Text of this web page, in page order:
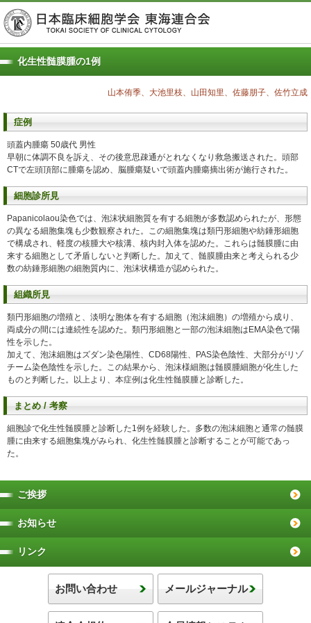
化生性髄膜腫の1例
山本侑季、大池里枝、山田知里、佐藤朋子、佐竹立成
症例
頭蓋内腫瘍 50歳代 男性
早朝に体調不良を訴え、その後意思疎通がとれなくなり救急搬送された。頭部
CTで左頭頂部に腫瘍を認め、脳腫瘍疑いで頭蓋内腫瘍摘出術が施行された。
細胞診所見
Papanicolaou染色では、泡沫状細胞質を有する細胞が多数認められたが、形態
の異なる細胞集塊も少数観察された。この細胞集塊は類円形細胞や紡錘形細胞
で構成され、軽度の核腫大や核溝、核内封入体を認めた。これらは髄膜腫に由
来する細胞として矛盾しないと判断した。加えて、髄膜腫由来と考えられる少
数の紡錘形細胞の細胞質内に、泡沫状構造が認められた。
組織所見
類円形細胞の増殖と、淡明な胞体を有する細胞（泡沫細胞）の増殖から成り、
両成分の間には連続性を認めた。類円形細胞と一部の泡沫細胞はEMA染色で陽
性を示した。
加えて、泡沫細胞はズダン染色陽性、CD68陽性、PAS染色陰性、大部分がリゾ
チーム染色陰性を示した。この結果から、泡沫様細胞は髄膜腫細胞が化生した
ものと判断した。以上より、本症例は化生性髄膜腫と診断した。
まとめ / 考察
細胞診で化生性髄膜腫と診断した1例を経験した。多数の泡沫細胞と通常の髄膜
腫に由来する細胞集塊がみられ、化生性髄膜腫と診断することが可能であっ
た。
ご挨拶
お知らせ
リンク
お問い合わせ メールジャーナル